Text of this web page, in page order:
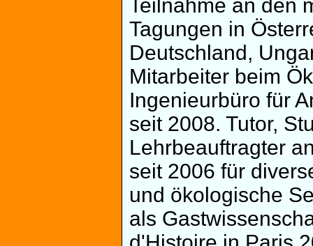
Teilnahme an den
Tagungen in
Deutschland,
Mitarbeiter beim
Ingenieurbüro für
seit 2008. Tutor,
Lehrbeauftragter
seit 2006 für
und ökologische
als